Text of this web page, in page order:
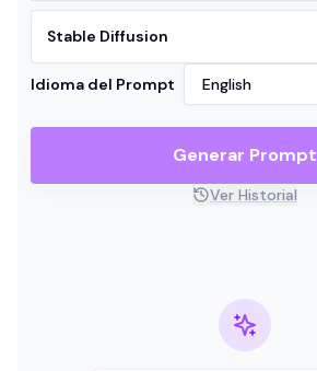
Stable Diffusion
Idioma del Prompt
Generar Prompt
Ver Historial